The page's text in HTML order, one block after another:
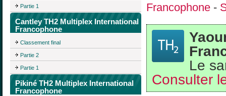
Partie 1
Cantley TH2 Multiplex International
Francophone
Classement final
Partie 2
Partie 1
Pikiné TH2 Multiplex International
Francophone
Francophone -
Le
Consulter